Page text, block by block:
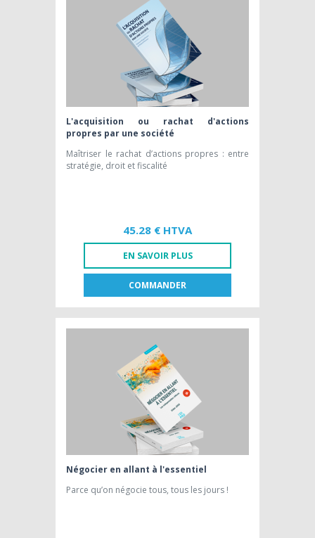
L'acquisition ou rachat d'actions
propres par une société
Maîtriser le rachat d’actions propres : entre
stratégie, droit et fiscalité
45.28 € HTVA
EN SAVOIR PLUS
COMMANDER
NL
Négocier en allant à l'essentiel
Parce qu’on négocie tous, tous les jours !